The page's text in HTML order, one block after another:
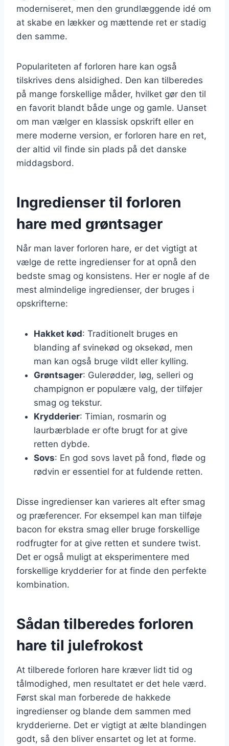
moderniseret, men den grundlæggende idé om
at skabe en lækker og mættende ret er stadig
den samme.
Populariteten af forloren hare kan også
tilskrives dens alsidighed. Den kan tilberedes
på mange forskellige måder, hvilket gør den til
en favorit blandt både unge og gamle. Uanset
om man vælger en klassisk opskrift eller en
mere moderne version, er forloren hare en ret,
der altid vil finde sin plads på det danske
middagsbord.
Ingredienser til forloren
hare med grøntsager
Når man laver forloren hare, er det vigtigt at
vælge de rette ingredienser for at opnå den
bedste smag og konsistens. Her er nogle af de
mest almindelige ingredienser, der bruges i
opskrifterne:
Hakket kød: Traditionelt bruges en
blanding af svinekød og oksekød, men
man kan også bruge vildt eller kylling.
Grøntsager: Gulerødder, løg, selleri og
champignon er populære valg, der tilføjer
smag og tekstur.
Krydderier: Timian, rosmarin og
laurbærblade er ofte brugt for at give
retten dybde.
Sovs: En god sovs lavet på fond, fløde og
rødvin er essentiel for at fuldende retten.
Disse ingredienser kan varieres alt efter smag
og præferencer. For eksempel kan man tilføje
bacon for ekstra smag eller bruge forskellige
rodfrugter for at give retten et sundere twist.
Det er også muligt at eksperimentere med
forskellige krydderier for at finde den perfekte
kombination.
Sådan tilberedes forloren
hare til julefrokost
At tilberede forloren hare kræver lidt tid og
tålmodighed, men resultatet er det hele værd.
Først skal man forberede de hakkede
ingredienser og blande dem sammen med
krydderierne. Det er vigtigt at ælte blandingen
godt, så den bliver ensartet og let at forme.